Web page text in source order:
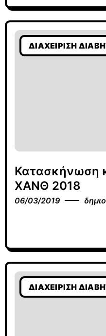
ΔΙΑΧΕΊΡΙΣΗ
Κατασκήνωση
ΧΑΝΘ 2018
06/03/2019
ΔΙΑΧΕΊΡΙΣΗ